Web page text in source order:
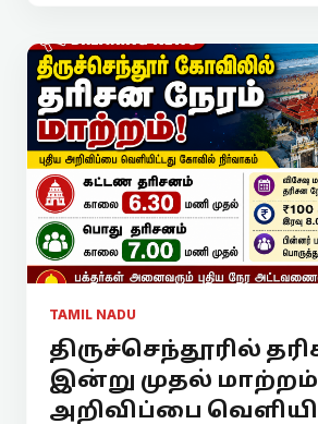
TAMIL NADU
திருச்செந்தூரில்
இன்று முதல் மாற்றம்
அறிவிப்பை